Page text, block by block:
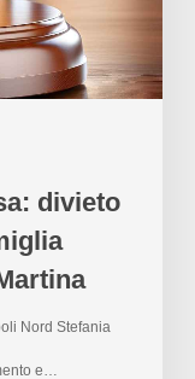
divieto
Nord Stefania
e…